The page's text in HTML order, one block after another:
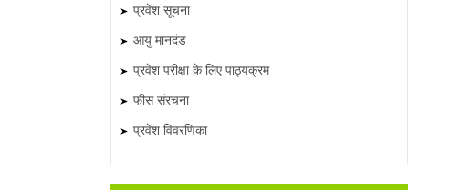
प्रवेश सूचना
आयु मानदंड
प्रवेश परीक्षा के लिए पाठ्यक्रम
फीस संरचना
प्रवेश विवरणिका